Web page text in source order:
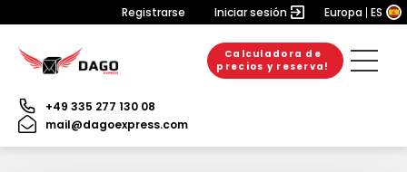
Registrarse Iniciar sesión Europa ES
Calculadora de
precios y reserva!
+49 335 277 130 08
mail@dagoexpress.com